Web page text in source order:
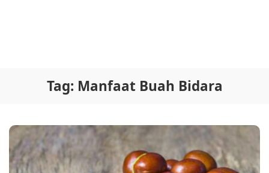
Tag: Manfaat Buah Bidara